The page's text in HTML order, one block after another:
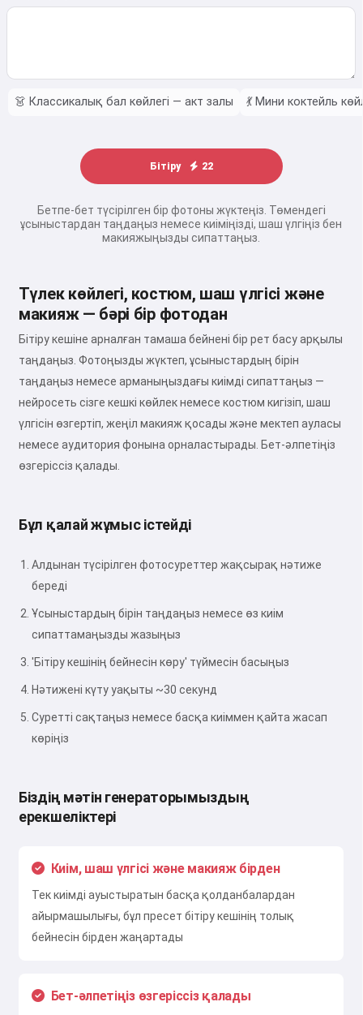
👗 Классикалық бал көйлегі — акт залы 💃 Мини коктейль
Бітіру 22
Бетпе-бет түсірілген бір фотоны жүктеңіз. Төмендегі
ұсыныстардан таңдаңыз немесе киіміңізді, шаш үлгіңіз бен
макияжыңызды сипаттаңыз.
Түлек көйлегі, костюм, шаш үлгісі және
макияж — бәрі бір фотодан
Бітіру кешіне арналған тамаша бейнені бір рет басу арқылы
таңдаңыз. Фотоңызды жүктеп, ұсыныстардың бірін
таңдаңыз немесе арманыңыздағы киімді сипаттаңыз —
нейросеть сізге кешкі көйлек немесе костюм кигізіп, шаш
үлгісін өзгертіп, жеңіл макияж қосады және мектеп ауласы
немесе аудитория фонына орналастырады. Бет-әлпетіңіз
өзгеріссіз қалады.
Бұл қалай жұмыс істейді
Алдынан түсірілген фотосуреттер жақсырақ нәтиже
береді
Ұсыныстардың бірін таңдаңыз немесе өз киім
сипаттамаңызды жазыңыз
'Бітіру кешінің бейнесін көру' түймесін басыңыз
Нәтижені күту уақыты ~30 секунд
Суретті сақтаңыз немесе басқа киіммен қайта жасап
көріңіз
Біздің мәтін генераторымыздың
ерекшеліктері
Киім, шаш үлгісі және макияж бірден
Тек киімді ауыстыратын басқа қолданбалардан
айырмашылығы, бұл пресет бітіру кешінің толық
бейнесін бірден жаңартады
Бет-әлпетіңіз өзгеріссіз қалады
Сәлем 👋
Мен әндер жасай аламын,
өлеңдер мен құттықтаулар
жаза аламын 🥰
Тегін қолданып көріңіз